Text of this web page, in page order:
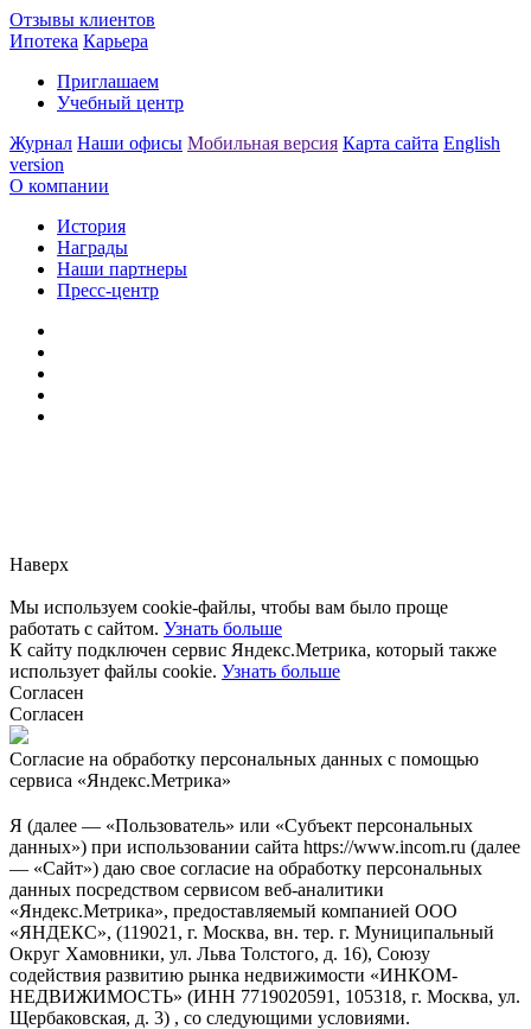
Отзывы клиентов
Ипотека Карьера
Приглашаем
Учебный центр
Журнал Наши офисы Мобильная версия Карта сайта English
version
О компании
История
Награды
Наши партнеры
Пресс-центр
Наверх
Мы используем cookie-файлы, чтобы вам было проще
работать с сайтом. Узнать больше
К сайту подключен сервис Яндекс.Метрика, который также
использует файлы cookie. Узнать больше
Согласен
Согласен
Согласие на обработку персональных данных с помощью
сервиса «Яндекс.Метрика»
Я (далее — «Пользователь» или «Субъект персональных
данных») при использовании сайта https://www.incom.ru (далее
— «Сайт») даю свое согласие на обработку персональных
данных посредством сервисом веб-аналитики
«Яндекс.Метрика», предоставляемый компанией ООО
«ЯНДЕКС», (119021, г. Москва, вн. тер. г. Муниципальный
Округ Хамовники, ул. Льва Толстого, д. 16), Союзу
содействия развитию рынка недвижимости «ИНКОМ-
НЕДВИЖИМОСТЬ» (ИНН 7719020591, 105318, г. Москва, ул.
Щербаковская, д. 3) , со следующими условиями.